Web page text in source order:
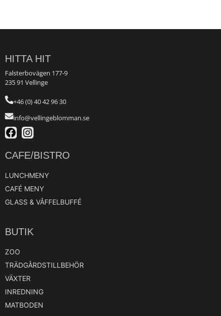
HITTA HIT
Falsterbovägen 177-9
235 91 Vellinge
+46 (0) 40 42 96 30
info@vellingeblomman.se
CAFE/BISTRO
LUNCHMENY
CAFÉ MENY
GLASS & VÅFFELBUFFÉ
BUTIK
ZOO
TRÄDGÅRDSTILLBEHÖR
VÄXTER
INREDNING
MATBODEN